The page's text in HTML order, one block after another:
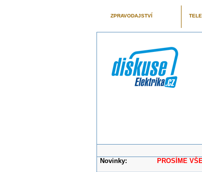
ZPRAVODAJSTVÍ
Novinky: PROSÍME